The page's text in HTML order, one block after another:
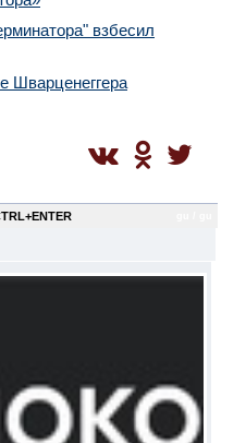
взбесил
Шварценеггера